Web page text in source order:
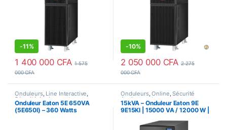
-11%
1 400 000 CFA 1 575
000CFA
-10%
2 050 000 CFA 2 275
000CFA
Onduleurs, Line Interactive,
Sécurité équipements
Onduleur Eaton 5E 650VA
(5E650I) – 360 Watts
Onduleurs,Online,Sécurité
équipements
15kVA – Onduleur Eaton 9E
9E15KI | 15000 VA / 12000 W |